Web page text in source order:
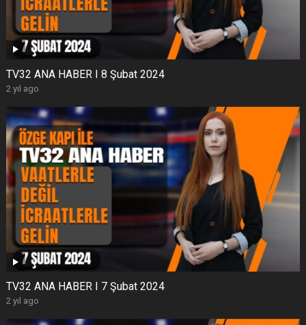
TV32 ANA HABER I 8 Şubat 2024
2 yıl ago
TV32 ANA HABER I 7 Şubat 2024
2 yıl ago